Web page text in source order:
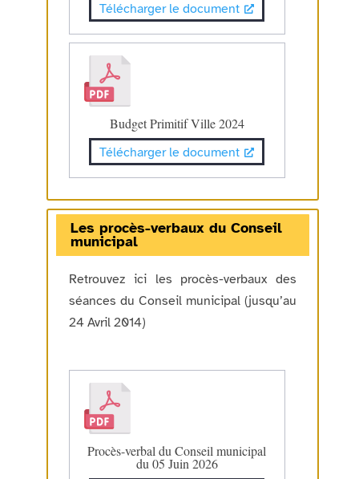
Télécharger le document
Budget Primitif Ville 2024
Télécharger le document
Les procès-verbaux du Conseil
municipal
Retrouvez ici les procès-verbaux des
séances du Conseil municipal (jusqu’au
24 Avril 2014)
Procès-verbal du Conseil municipal
du 05 Juin 2026